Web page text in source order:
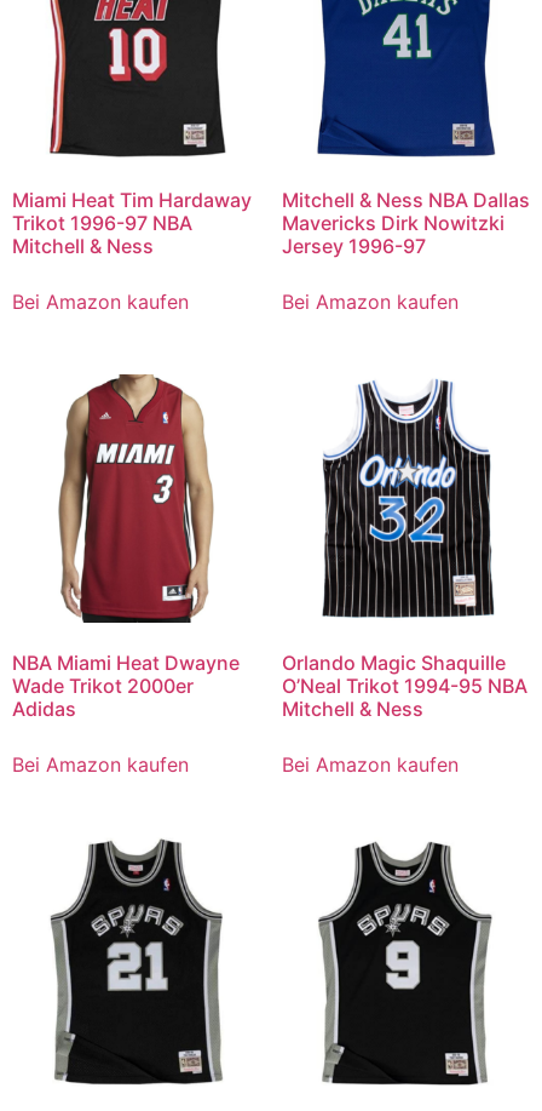
Miami Heat Tim Hardaway
Trikot 1996-97 NBA
Mitchell & Ness
Bei Amazon kaufen
Mitchell & Ness NBA Dallas
Mavericks Dirk Nowitzki
Jersey 1996-97
Bei Amazon kaufen
NBA Miami Heat Dwayne
Wade Trikot 2000er
Adidas
Bei Amazon kaufen
Orlando Magic Shaquille
O’Neal Trikot 1994-95 NBA
Mitchell & Ness
Bei Amazon kaufen